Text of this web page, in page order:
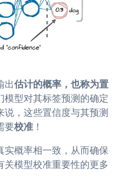
出估计的概率，也称为置
模型对其标签预测的确定
，这些置信度与其预测
要校准 ！
实概率相一致，从而确保
关模型校准重要性的更多